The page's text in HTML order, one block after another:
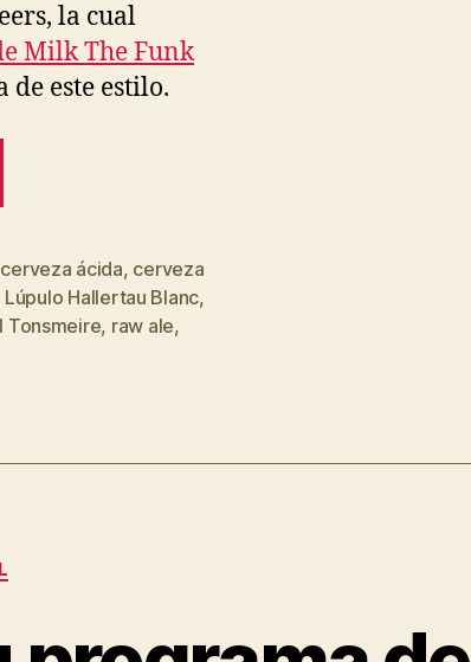
la cual
Milk The Funk
de este estilo.
sin
hervir”
cerveza ácida, cerveza
Lúpulo Hallertau Blanc,
Tonsmeire, raw ale,